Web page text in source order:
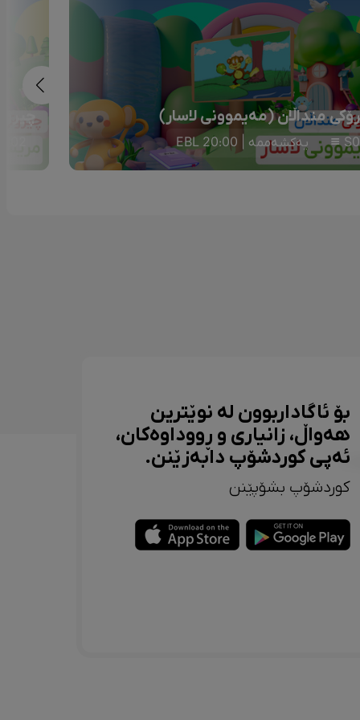
منداڵان (مەیموونی لاسار)
یەکشەممە | 20:00 EBL
بۆ ئاگاداربوون لە نوێترین
هەواڵ، زانیاری و ڕووداوەکان،
ئەپی کوردشۆپ دابەزێنن.
کوردشۆپ بشۆپێنن